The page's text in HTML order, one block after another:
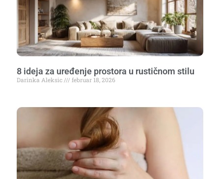
8 ideja za uređenje prostora u rustičnom stilu
Darinka Aleksic februar 18, 2026